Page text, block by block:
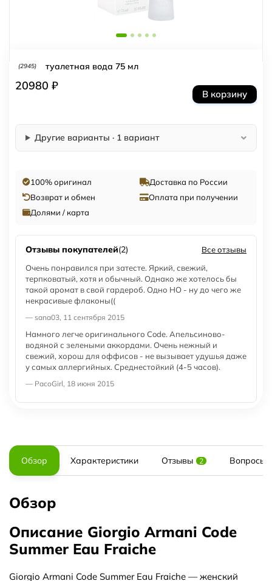
(2945) туалетная вода 75 мл
20980 ₽
В корзину
Другие варианты · 1 вариант
100% оригинал
Доставка по России
Возврат и обмен
Оплата при получении
Долями / карта
Отзывы покупателей(2)
Все отзывы
Очень понравился при затесте. Яркий, свежий,
терпковатый, хотя и обычный. Однако же хотелось бы
такой аромат в свой гардероб. Одно НО - ну до чего же
некрасивые флаконы((
— sana03, 11 сентября 2015
Намного легче оригинального Code. Апельсиново-
водяной с зелеными аккордами. Очень нежный и
свежий, хорош для оффисов - не вызывает удушья даже
у самых аллергийных. Среднестойкий (4-5 часов).
— PacoGirl, 18 июня 2015
Обзор Характеристики Отзывы 2 Вопросы
Обзор
Описание Giorgio Armani Code
Summer Eau Fraiche
Giorgio Armani Code Summer Eau Fraiche — женский